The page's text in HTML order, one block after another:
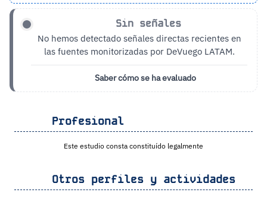
Sin señales
No hemos detectado señales directas recientes en
las fuentes monitorizadas por DeVuego LATAM.
Saber cómo se ha evaluado
Profesional
Este estudio consta constituído legalmente
Otros perfiles y actividades